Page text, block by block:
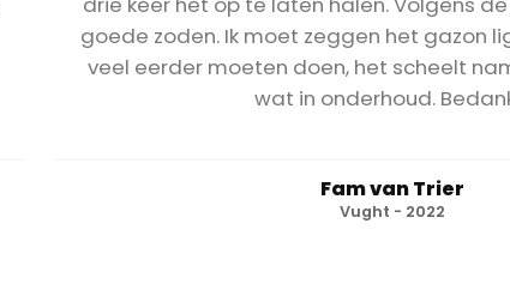
goede zoden. Ik moet zeggen het gazon
veel eerder moeten doen, het scheelt
wat in onderhoud.
Fam van Trier
Vught - 2022